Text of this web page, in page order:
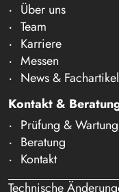
Über uns
Team
Karriere
Messen
News & Fachartikel
Kontakt &
Prüfung & Wartung
Beratung
Kontakt
Technische